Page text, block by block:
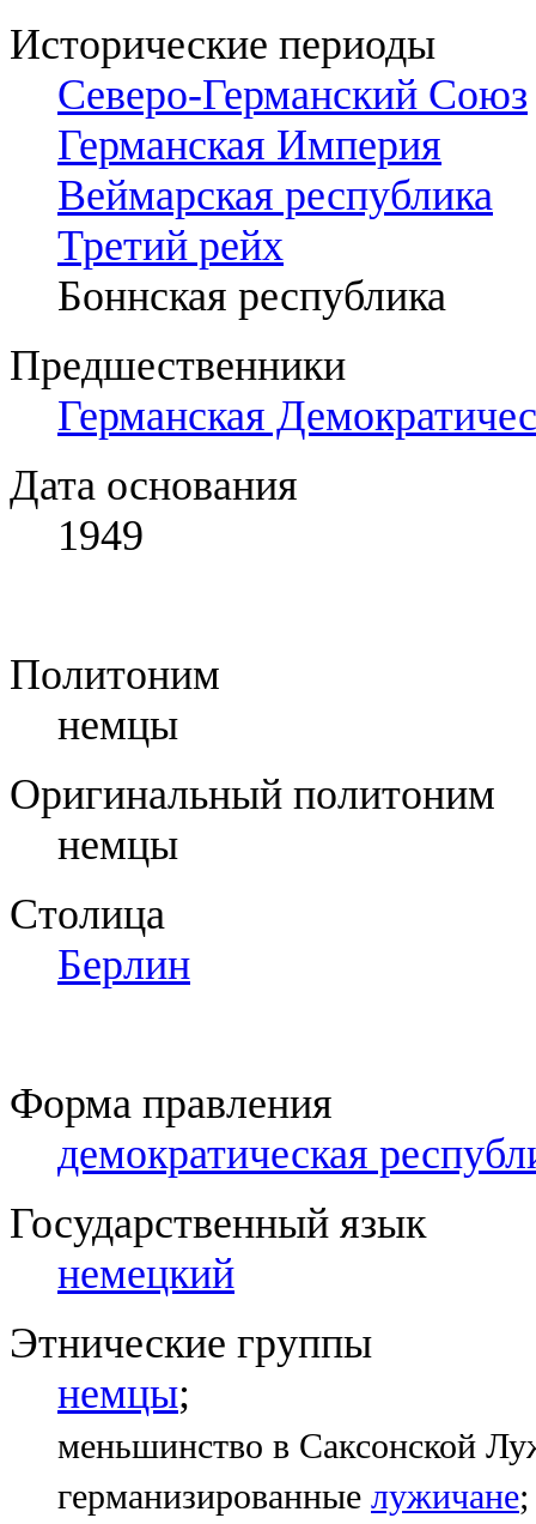
Исторические периоды
Северо-Германский Союз
Германская Империя
Веймарская республика
Третий рейх
Боннская республика
Предшественники
Германская
Дата основания
1949
Политоним
немцы
Оригинальный политоним
немцы
Столица
Берлин
Форма правления
демократическая
Государственный язык
немецкий
Этнические группы
немцы;
меньшинство в Саксонской
германизированные лужичане;